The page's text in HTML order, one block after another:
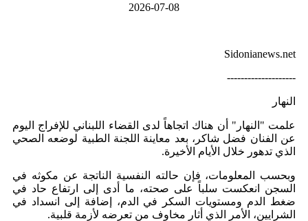
2026-07-08
Sidonianews.net
--------------------
النهار
علمت "النهار" أن هناك اتجاهاً لدى القضاء اللبناني للإفراج اليوم
عن الفنان فضل شاكر، بعد معاينة اللجنة الطبية لوضعه الصحي
الذي تدهور خلال الأيام الأخيرة.
وبحسب المعلومات، فإن حالته النفسية الناتجة عن مكوثه في
السجن انعكست سلباً على صحته، ما أدى إلى ارتفاع حاد في
ضغط الدم ومستويات السكر في الدم، إضافة إلى انسداد في
الشرايين، الأمر الذي أثار مخاوف من تعرضه لأزمة قلبية.